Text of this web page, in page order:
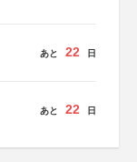
あと 22 日
あと 22 日